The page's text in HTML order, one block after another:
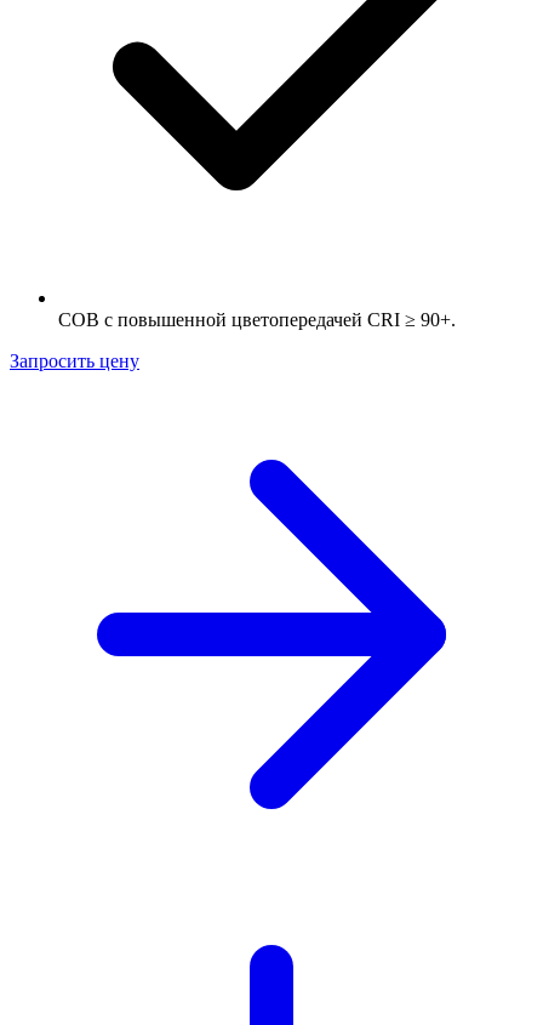
COB с повышенной цветопередачей CRI ≥ 90+.
Запросить цену